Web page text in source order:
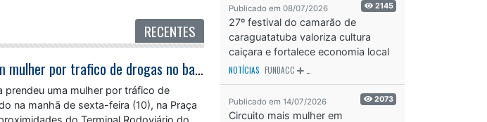
RECENTES
Agentes da GCM de Caraguatatuba prendem mulher por trafico de drogas no bairro Jardim Jaqueira
prendeu uma mulher por tráfico de
na manhã de sexta-feira (10), na Praça
Publicado em 08/07/2026 2145
27º festival do camarão de
caraguatatuba valoriza cultura
caiçara e fortalece economia local
NOTÍCIAS FUNDACC
Publicado em 14/07/2026 2073
Circuito mais mulher em